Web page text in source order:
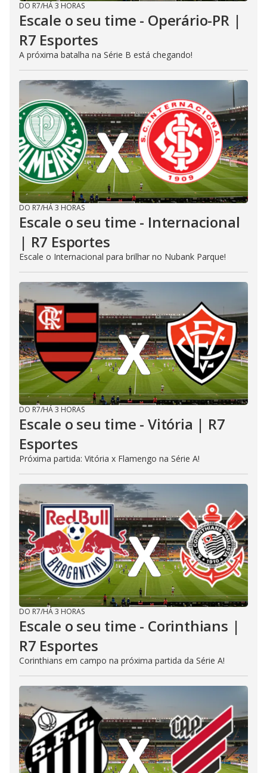
DO R7/HÁ 3 HORAS
Escale o seu time - Operário-PR |
R7 Esportes
A próxima batalha na Série B está chegando!
DO R7/HÁ 3 HORAS
Escale o seu time - Internacional
| R7 Esportes
Escale o Internacional para brilhar no Nubank Parque!
DO R7/HÁ 3 HORAS
Escale o seu time - Vitória | R7
Esportes
Próxima partida: Vitória x Flamengo na Série A!
DO R7/HÁ 3 HORAS
Escale o seu time - Corinthians |
R7 Esportes
Corinthians em campo na próxima partida da Série A!